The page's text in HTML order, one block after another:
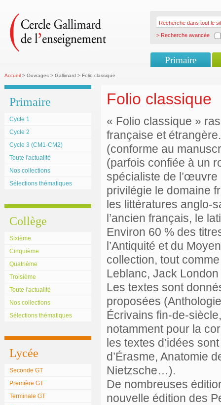
> Recherche avancée
Primaire
Accueil > Ouvrages > Gallimard > Folio classique
Primaire
Cycle 1
Cycle 2
Cycle 3 (CM1-CM2)
Toute l'actualité
Nos collections
Sélections thématiques
Collège
Sixième
Cinquième
Quatrième
Troisième
Toute l'actualité
Nos collections
Sélections thématiques
Lycée
Seconde GT
Première GT
Terminale GT
Folio classique
« Folio classique »
française et
(conforme au
(parfois confiée à un
spécialiste de
privilégie le domaine
les littératures anglo-
l’ancien français, le
Environ 60 % des
l’Antiquité et du
collection, tout
Leblanc, Jack
Les textes sont
proposées
Écrivains fin-de-
notamment pour la
les textes d’idées
d’Érasme, Anatomie
Nietzsche…).
De nombreuses
nouvelle édition des